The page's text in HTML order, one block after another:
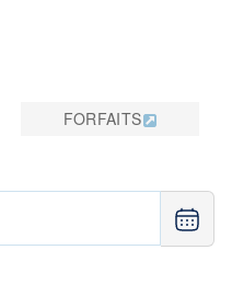
FORFAITS